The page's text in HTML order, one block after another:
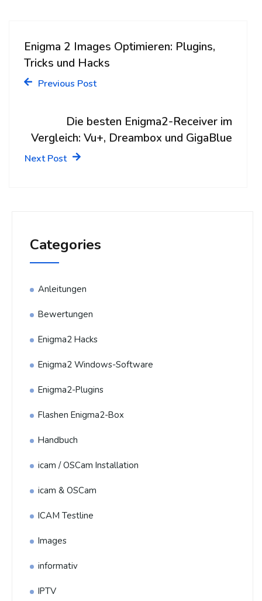
Enigma 2 Images Optimieren: Plugins,
Tricks und Hacks
Previous Post
Die besten Enigma2-Receiver im
Vergleich: Vu+, Dreambox und GigaBlue
Next Post
Categories
Anleitungen
Bewertungen
Enigma2 Hacks
Enigma2 Windows-Software
Enigma2-Plugins
Flashen Enigma2-Box
Handbuch
icam / OSCam Installation
icam & OSCam
ICAM Testline
Images
informativ
IPTV